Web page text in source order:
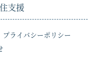
支援
プライバシーポリシー